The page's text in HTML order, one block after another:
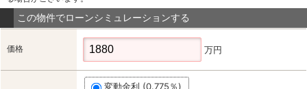
この物件でローンシミュレーションする
価格 万円
変動金利 (0.775％)